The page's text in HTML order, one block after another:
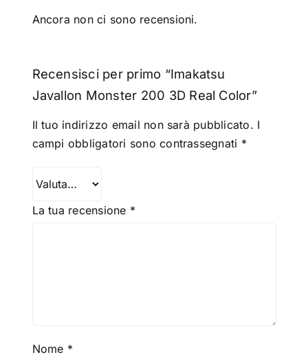
Ancora non ci sono recensioni.
Recensisci per primo “Imakatsu
Javallon Monster 200 3D Real Color”
Il tuo indirizzo email non sarà pubblicato. I
campi obbligatori sono contrassegnati *
La tua recensione *
Nome *